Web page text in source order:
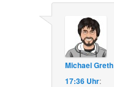
Michael Greth
17:36 Uhr: